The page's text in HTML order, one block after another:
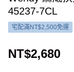
45237-7CL
宅配滿NT$2,500免運
NT$2,680